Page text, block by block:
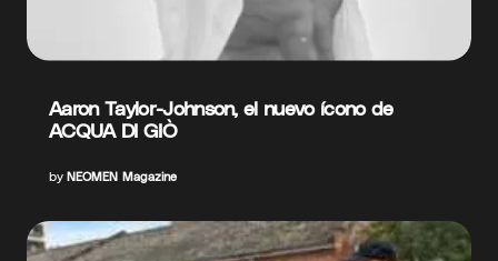
Aaron Taylor-Johnson, el nuevo ícono de
ACQUA DI GIÒ
by NEOMEN Magazine